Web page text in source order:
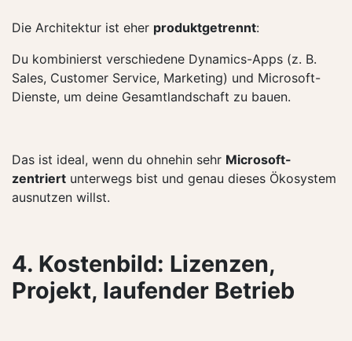
Die Architektur ist eher produktgetrennt:
Du kombinierst verschiedene Dynamics-Apps (z. B.
Sales, Customer Service, Marketing) und Microsoft-
Dienste, um deine Gesamtlandschaft zu bauen.
Das ist ideal, wenn du ohnehin sehr Microsoft-
zentriert unterwegs bist und genau dieses Ökosystem
ausnutzen willst.
4. Kostenbild: Lizenzen,
Projekt, laufender Betrieb